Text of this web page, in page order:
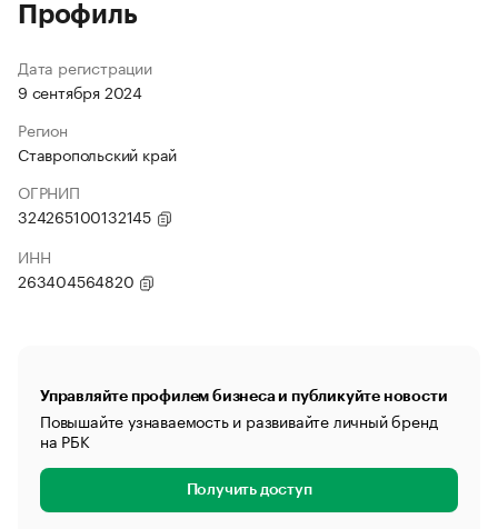
Профиль
Дата регистрации
9 сентября 2024
Регион
Ставропольский край
ОГРНИП
324265100132145
ИНН
263404564820
Управляйте профилем бизнеса и публикуйте новости
Повышайте узнаваемость и развивайте личный бренд
на РБК
Получить доступ